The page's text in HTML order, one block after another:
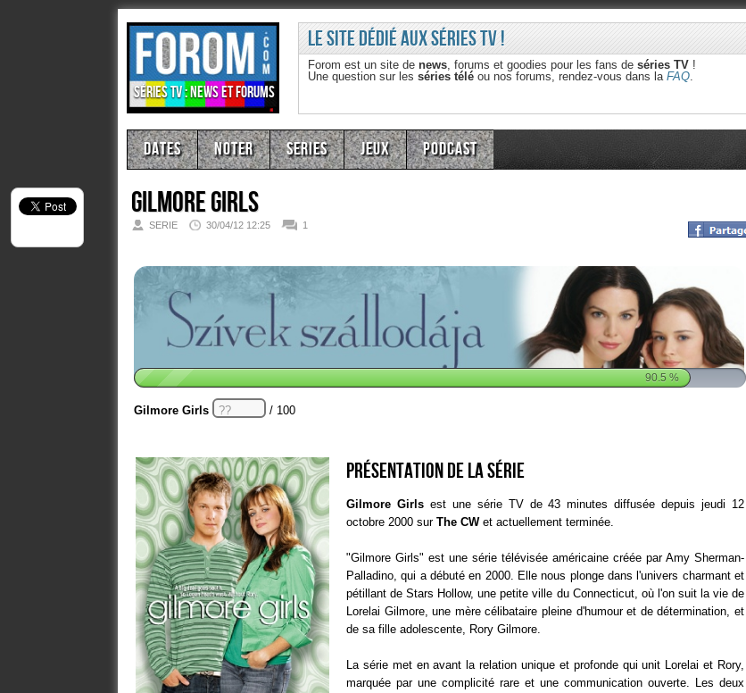
Séries TV : news et forums
Le site dédié aux séries TV !
Forom est un site de news, forums et goodies pour les fans de séries TV!
Une question sur les séries téléou nos forums, rendez-vous dans la FAQ.
Dates Noter Series Jeux Podcast
Gilmore Girls
SERIE 30/04/12 12:25 1
90.5%
Gilmore Girls / 100
Présentation de la série
Gilmore Girlsest une série TV de 43 minutes diffusée depuis jeudi 12
octobre 2000 sur The CWet actuellement terminée.
"Gilmore Girls" est une série télévisée américaine créée par Amy Sherman-
Palladino, qui a débuté en 2000. Elle nous plonge dans l'univers charmant et
pétillant de Stars Hollow, une petite ville du Connecticut, où l'on suit la vie de
Lorelai Gilmore, une mère célibataire pleine d'humour et de détermination, et
de sa fille adolescente, Rory Gilmore.
La série met en avant la relation unique et profonde qui unit Lorelai et Rory,
marquée par une complicité rare et une communication ouverte. Les deux